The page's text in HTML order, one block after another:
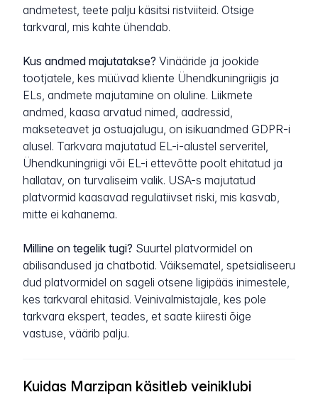
andmetest, teete palju käsitsi ristviiteid. Otsige
tarkvaral, mis kahte ühendab.
Kus andmed majutatakse? Vinääride ja jookide
tootjatele, kes müüvad kliente Ühendkuningriigis ja
ELs, andmete majutamine on oluline. Liikmete
andmed, kaasa arvatud nimed, aadressid,
makseteavet ja ostuajalugu, on isikuandmed GDPR-i
alusel. Tarkvara majutatud EL-i-alustel serveritel,
Ühendkuningriigi või EL-i ettevõtte poolt ehitatud ja
hallatav, on turvaliseim valik. USA-s majutatud
platvormid kaasavad regulatiivset riski, mis kasvab,
mitte ei kahanema.
Milline on tegelik tugi? Suurtel platvormidel on
abilisandused ja chatbotid. Väiksematel, spetsialiseeru
dud platvormidel on sageli otsene ligipääs inimestele,
kes tarkvaral ehitasid. Veinivalmistajale, kes pole
tarkvara ekspert, teades, et saate kiiresti õige
vastuse, väärib palju.
Kuidas Marzipan käsitleb veiniklubi